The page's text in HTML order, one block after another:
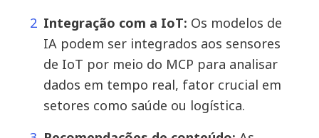
Integração com a IoT: Os modelos de
IA podem ser integrados aos sensores
de IoT por meio do MCP para analisar
dados em tempo real, fator crucial em
setores como saúde ou logística.